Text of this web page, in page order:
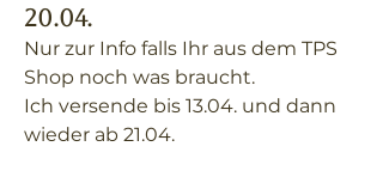
20.04.
Nur zur Info falls Ihr aus dem TPS
Shop noch was braucht.
Ich versende bis 13.04. und dann
wieder ab 21.04.